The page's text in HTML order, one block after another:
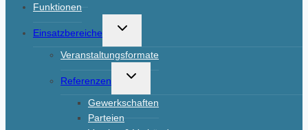
Funktionen
Einsatzbereiche
Untermenü
umschalten
Veranstaltungsformate
Referenzen
Untermenü
umschalten
Gewerkschaften
Parteien